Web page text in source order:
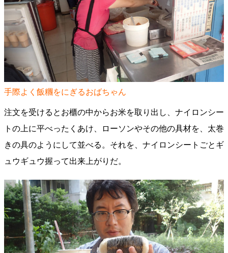
手際よく飯糰をにぎるおばちゃん
注文を受けるとお櫃の中からお米を取り出し、ナイロンシー
トの上に平べったくあけ、ローソンやその他の具材を、太巻
きの具のようにして並べる。それを、ナイロンシートごとギ
ュウギュウ握って出来上がりだ。